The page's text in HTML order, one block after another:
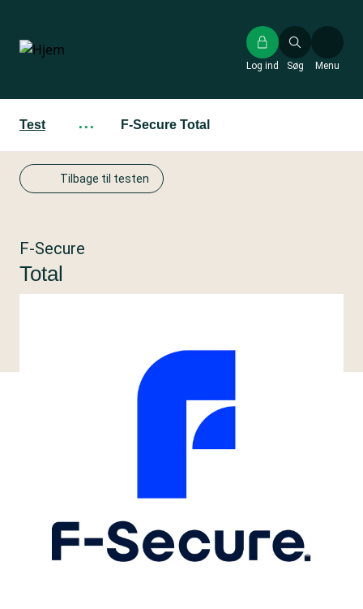
hovedindhold
Søg
Log ind Menu
Test ··· F-Secure Total
Tilbage til testen
F-Secure
Total